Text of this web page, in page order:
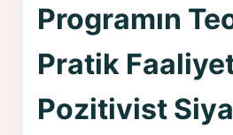
Programın
Pratik
Pozitivist